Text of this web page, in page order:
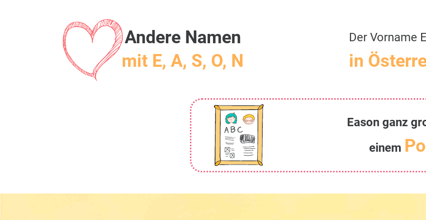
Andere Namen
mit E, A, S, O, N
Der Vorname
in
Eason ganz
einem